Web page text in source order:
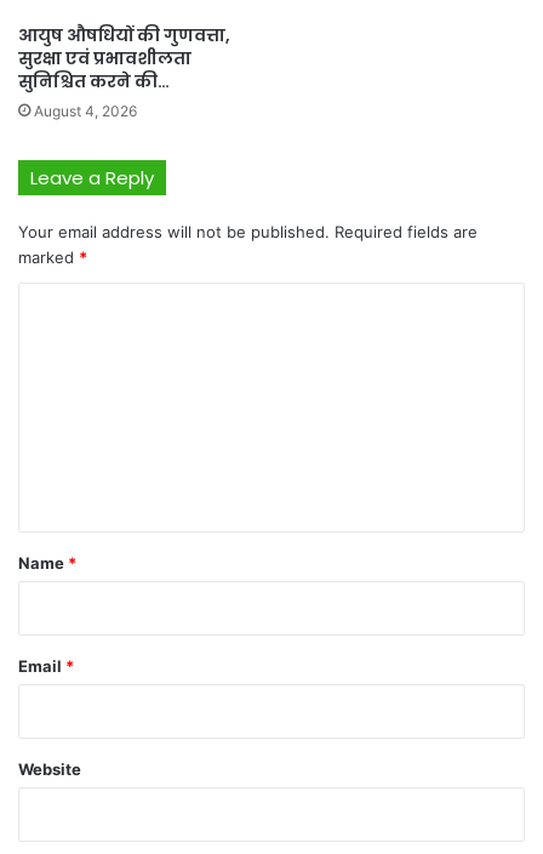
आयुष औषधियों की गुणवत्ता,
सुरक्षा एवं प्रभावशीलता
सुनिश्चित करने की…
August 4, 2026
Leave a Reply
Your email address will not be published. Required fields are
marked *
*
Name *
Email *
Website